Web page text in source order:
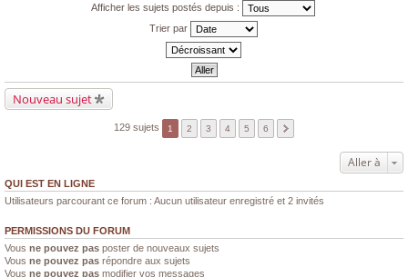
Afficher les sujets postés depuis :
Trier par
Nouveau sujet
129 sujets 1 2 3 4 5 6
Aller à
QUI EST EN LIGNE
Utilisateurs parcourant ce forum : Aucun utilisateur enregistré et 2 invités
PERMISSIONS DU FORUM
Vous ne pouvez pas poster de nouveaux sujets
Vous ne pouvez pas répondre aux sujets
Vous ne pouvez pas modifier vos messages